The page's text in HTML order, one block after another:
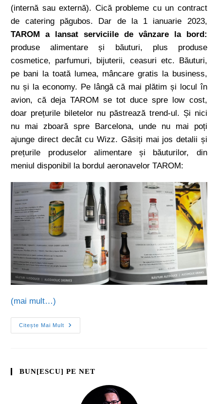
(internă sau externă). Cică probleme cu un contract
de catering păgubos. Dar de la 1 ianuarie 2023,
TAROM a lansat serviciile de vânzare la bord:
produse alimentare și băuturi, plus produse
cosmetice, parfumuri, bijuterii, ceasuri etc. Băuturi,
pe bani la toată lumea, mâncare gratis la business,
nu și la economy. Pe lângă că mai plătim și locul în
avion, că deja TAROM se tot duce spre low cost,
doar prețurile biletelor nu păstrează trend-ul. Și nici
nu mai zboară spre Barcelona, unde nu mai poți
ajunge direct decât cu Wizz. Găsiți mai jos detalii și
prețurile produselor alimentare și băuturilor, din
meniul disponibil la bordul aeronavelor TAROM:
(mai mult…)
Citește Mai Mult
BUN[ESCU] PE NET